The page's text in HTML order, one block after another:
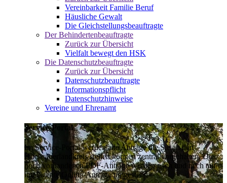
Vereinbarkeit Familie Beruf
Häusliche Gewalt
Die Gleichstellungsbeauftragte
Der Behindertenbeauftragte
Zurück zur Übersicht
Vielfalt bewegt den HSK
Die Datenschutzbeauftragte
Zurück zur Übersicht
Datenschutzbeauftragte
Informationspflicht
Datenschutzhinweise
Vereine und Ehrenamt
Service-Portal
Im Service-Portal werden alle Anträge die Sie an den
Hochsauerlandkreis stellen können zentral vorgehalten. Die
noch vorhandenen PDF-Anträge werden nach und nach auf
intelligente Online-Anträge umgestellt.